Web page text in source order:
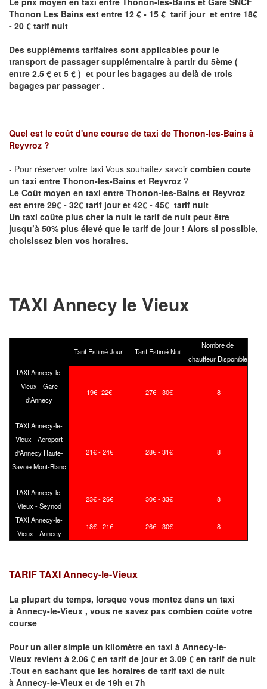
Thonon Les Bains est entre 12 € - 15 € tarif jour et entre 18€
- 20 € tarif nuit
Des suppléments tarifaires sont applicables pour le
transport de passager supplémentaire à partir du 5ème (
entre 2.5 € et 5 € ) et pour les bagages au delà de trois
bagages par passager .
Quel est le coût d'une course de taxi de Thonon-les-Bains à
Reyvroz ?
- Pour réserver votre taxi Vous souhaitez savoir combien coute
un taxi entre Thonon-les-Bains et Reyvroz ?
Le Coût moyen en taxi entre Thonon-les-Bains et Reyvroz
est entre 29€ - 32€ tarif jour et 42€ - 45€ tarif nuit
Un taxi coûte plus cher la nuit le tarif de nuit peut être
jusqu’à 50% plus élevé que le tarif de jour ! Alors si possible,
choisissez bien vos horaires.
TAXI Annecy le Vieux
Tarif Estimé Jour Tarif Estimé Nuit
Nombre de
chauffeur Disponible
TAXI Annecy-le-
Vieux - Gare
d'Annecy
19€ -22€ 27€ - 30€ 8
TAXI Annecy-le-
Vieux - Aéroport
d'Annecy Haute-
Savoie Mont-Blanc
21€ - 24€ 28€ - 31€ 8
TAXI Annecy-le-
Vieux - Seynod
23€ - 26€ 30€ - 33€ 8
TAXI Annecy-le-
Vieux - Annecy
18€ - 21€ 26€ - 30€ 8
TARIF TAXI Annecy-le-Vieux
La plupart du temps, lorsque vous montez dans un taxi
à Annecy-le-Vieux , vous ne savez pas combien coûte votre
course
Pour un aller simple un kilomètre en taxi à Annecy-le-
Vieux revient à 2.06 € en tarif de jour et 3.09 € en tarif de nuit
.Tout en sachant que les horaires de tarif taxi de nuit
à Annecy-le-Vieux et de 19h et 7h